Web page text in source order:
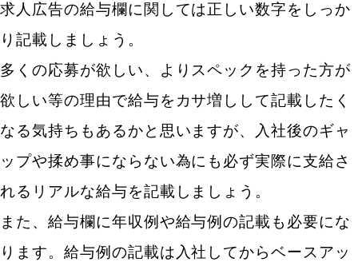
求人広告の給与欄に関しては正しい数字をしっか
り記載しましょう。
多くの応募が欲しい、よりスペックを持った方が
欲しい等の理由で給与をカサ増しして記載したく
なる気持ちもあるかと思いますが、入社後のギャ
ップや揉め事にならない為にも必ず実際に支給さ
れるリアルな給与を記載しましょう。
また、給与欄に年収例や給与例の記載も必要にな
ります。給与例の記載は入社してからベースアッ